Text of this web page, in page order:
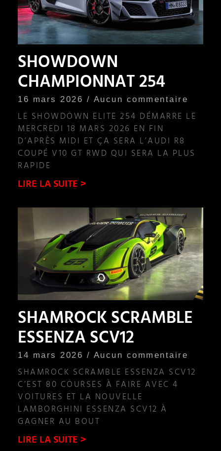
SHOWDOWN
CHAMPIONNAT 254
16 mars 2026 Aucun commentaire
LE SHOWDOWN ELITE 254 DÉMARRE LE
MERCREDI 18 MARS 2026 EN FIN
D’APRÈS MIDI ET ÇA SERA L’AUDI R8
COUPÉ V10 GT RWD QUI SERA LA PLUS
RAPIDE
LIRE LA SUITE >
SHAMROCK SCRAMBLE
ESSENZA SCV12
14 mars 2026 Aucun commentaire
SHAMROCK SCRAMBLE ESSENZA SCV12
C’EST 80 COURSES À FAIRE AVEC 4
VOITURES ET LA NOUVELLE
LAMBORGHINI ESSENZA SCV12 À
GAGNER AU BOUT
LIRE LA SUITE >